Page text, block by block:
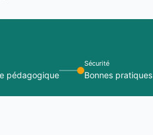
pédagogique
Sécurité
Bonnes pratiques